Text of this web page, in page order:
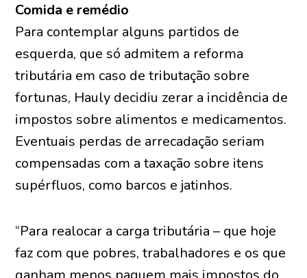
Comida e remédio
Para contemplar alguns partidos de
esquerda, que só admitem a reforma
tributária em caso de tributação sobre
fortunas, Hauly decidiu zerar a incidência de
impostos sobre alimentos e medicamentos.
Eventuais perdas de arrecadação seriam
compensadas com a taxação sobre itens
supérfluos, como barcos e jatinhos.
“Para realocar a carga tributária – que hoje
faz com que pobres, trabalhadores e os que